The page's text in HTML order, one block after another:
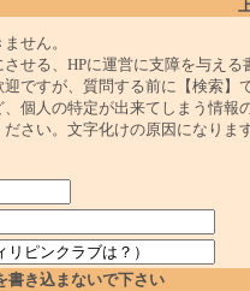
せん。
せる、HPに運営に支障を与え
ですが、質問する前に【検索】
個人の特定が出来てしまう情報
さい。文字化けの原因になりま
書き込まないで下さい